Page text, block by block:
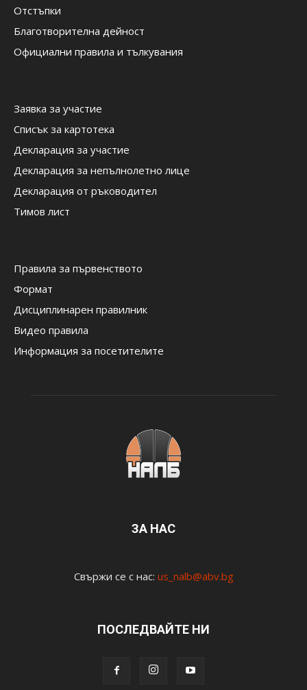
Отстъпки
Благотворителна дейност
Официални правила и тълкувания
Заявка за участие
Списък за картотека
Декларация за участие
Декларация за непълнолетно лице
Декларация от ръководител
Тимов лист
Правила за първенството
Формат
Дисциплинарен правилник
Видео правила
Информация за посетителите
ЗА НАС
Свържи се с нас: us_nalb@abv.bg
ПОСЛЕДВАЙТЕ НИ